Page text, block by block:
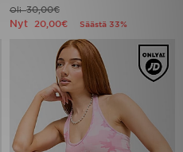
Oli30,00€
Nyt 20,00€ Säästä 33%